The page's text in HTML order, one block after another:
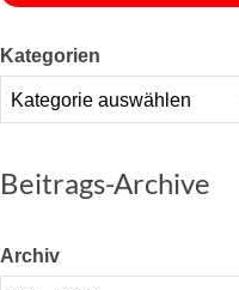
Kategorien
Beitrags-Archive
Archiv